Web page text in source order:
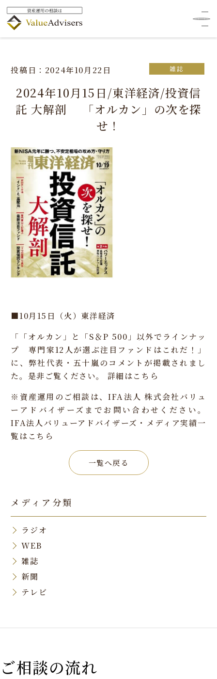
HOME メディア掲載
2024年10月15日/東洋経済/投資信託 大解剖 「オルカン」の
次を探せ！
投稿日：2024年10月22日 雑誌
2024年10月15日/東洋経済/投資信
託 大解剖 「オルカン」の次を探
せ！
■10月15日（火）東洋経済
「「オルカン」と「S＆P 500」以外でラインナッ
プ 専門家12人が選ぶ注目ファンドはこれだ！」
に、弊社代表・五十嵐のコメントが掲載されまし
た。是非ご覧ください。
詳細はこちら
※資産運用のご相談は、IFA法人 株式会社バリュ
ーアドバイザーズまでお問い合わせください。
IFA法人バリューアドバイザーズ・メディア実績一
覧は こちら
一覧へ戻る
メディア分類
ラジオ
WEB
雑誌
新聞
テレビ
ご相談の流れ